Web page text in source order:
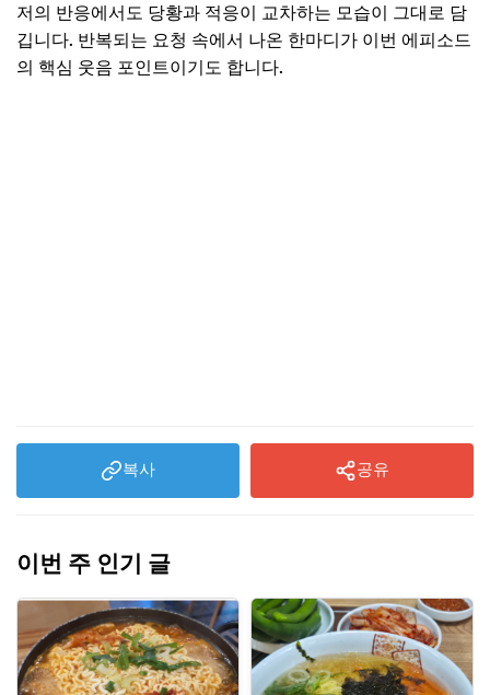
저의 반응에서도 당황과 적응이 교차하는 모습이 그대로 담
깁니다. 반복되는 요청 속에서 나온 한마디가 이번 에피소드
의 핵심 웃음 포인트이기도 합니다.
복사 공유
이번 주 인기 글